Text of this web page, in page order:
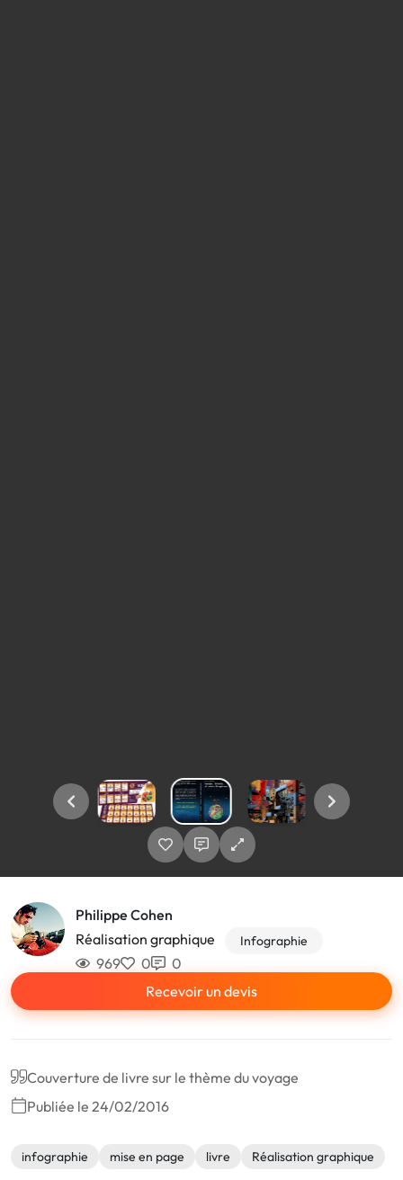
Philippe Cohen
Réalisation graphique
Infographie
969 0
0
Recevoir un devis
Couverture de livre sur le thème du voyage
Publiée le 24/02/2016
infographie mise en page livre Réalisation graphique